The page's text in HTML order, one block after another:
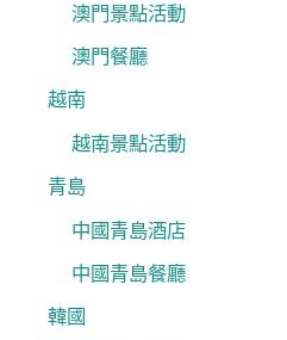
澳門景點活動
澳門餐廳
越南
越南景點活動
青島
中國青島酒店
中國青島餐廳
韓國